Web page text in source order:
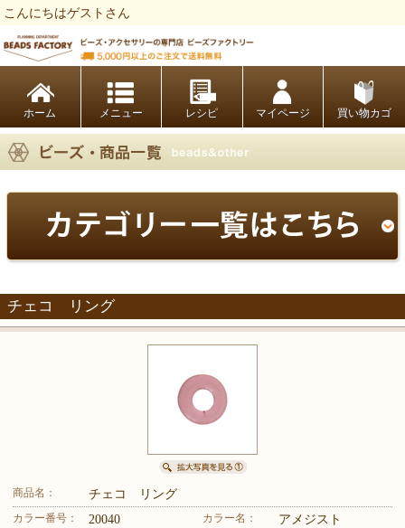
こんにちはゲストさん
ホーム レシピ マイページ 買い物カゴ
チェコ リング
商品名： チェコ リング
カラー番号： 20040 カラー名： アメジスト